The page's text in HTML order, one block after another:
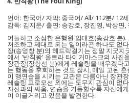
언어: 한국어/ 자막: 중국어/ All/ 112분/ 12
감독: 김지운/ 출연: 송강호, 장진영, 박상면,
어눌하고 소심한 은행원 임대호(송강호 분
저조하고 제대로 되는 일이라곤 하나도 없
장(송영창 분)의 헤드락걸기는 정말 지긋지
에서 '반칙왕' 울트라 타이거마스크의 사진
장관장(장항선 분)에게 레슬링을 배우겠다
는 행동을 후회하는 것도 잠시, 매일 고된
이 맹연습을 시키는 교관은 다름아닌 장관
레슬링 프로모션 외에는 도무지 관심이 없
자신과의 싸움. 연습을 거듭할수록 자신에
이 이글거리고 있음을 발견한다.